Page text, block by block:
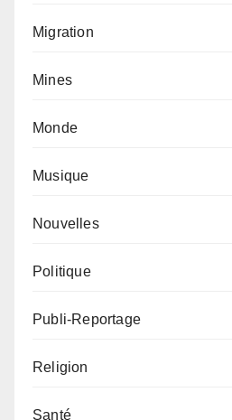
Migration
Mines
Monde
Musique
Nouvelles
Politique
Publi-Reportage
Religion
Santé